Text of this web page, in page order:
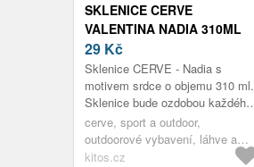
SKLENICE CERVE
VALENTINA NADIA 310ML
SRDCE
29 Kč
Sklenice CERVE - Nadia s
motivem srdce o objemu 310 ml.
Sklenice bude ozdobou každého
stolování a vy si tak vychutnáte
své domácí limonády nebo kok...
cerve, sport a outdoor,
outdoorové vybavení, láhve a
pitné vaky, láhve na pití
kitos.cz